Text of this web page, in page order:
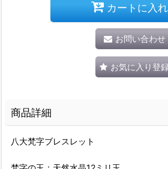
カートに入
お問い合わせ
お気に入り登
商品詳細
八大梵字ブレスレット